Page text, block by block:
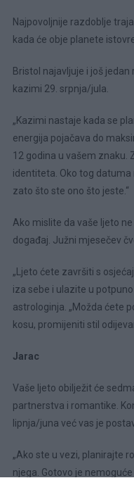
Najpovoljnije razdoblje
kada će obje planete
Bristol najavljuje i još
kazimi 29. srpnja/jula.
„Kazimi nastaje kada se
energija pojačava do
12 godina u vašem znaku.
identiteta. Oko tog
zato što ste ono što jeste.“
Ako mislite da vaše ljeto
događaj. Južni mjesečev
„Ljeto ćete završiti s
iza sebe i ulazite u
astrologinja. „Možda ćete
kosu, promijeniti stil
Jarac
Vaše ljeto obilježit će
partnerstva i romantike.
lipnja/juna već vas je
„Ako ste u vezi, planirajte
njega. Gotovo je